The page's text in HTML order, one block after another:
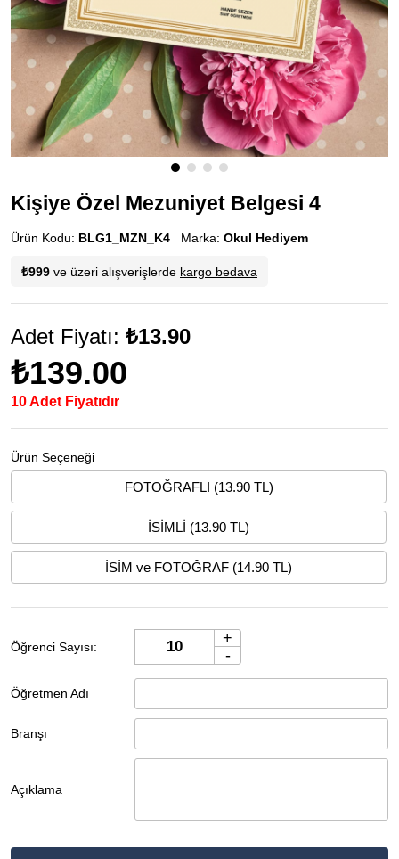
Kişiye Özel Mezuniyet Belgesi 4
Ürün Kodu: BLG1_MZN_K4 Marka: Okul Hediyem
₺999 ve üzeri alışverişlerde kargo bedava
Adet Fiyatı: ₺13.90
₺139.00
10 Adet Fiyatıdır
Ürün Seçeneği
FOTOĞRAFLI (13.90 TL)
İSİMLİ (13.90 TL)
İSİM ve FOTOĞRAF (14.90 TL)
Öğrenci Sayısı:
+
-
Öğretmen Adı
Branşı
Açıklama